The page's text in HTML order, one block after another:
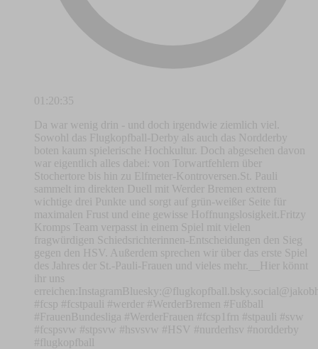
01:20:35
Da war wenig drin - und doch irgendwie ziemlich viel.
Sowohl das Flugkopfball-Derby als auch das Nordderby
boten kaum spielerische Hochkultur. Doch abgesehen davon
war eigentlich alles dabei: von Torwartfehlern über
Stochertore bis hin zu Elfmeter-Kontroversen.St. Pauli
sammelt im direkten Duell mit Werder Bremen extrem
wichtige drei Punkte und sorgt auf grün-weißer Seite für
maximalen Frust und eine gewisse Hoffnungslosigkeit.Fritzy
Kromps Team verpasst in einem Spiel mit vielen
fragwürdigen Schiedsrichterinnen-Entscheidungen den Sieg
gegen den HSV. Außerdem sprechen wir über das erste Spiel
des Jahres der St.-Pauli-Frauen und vieles mehr.__Hier könnt
ihr uns
#fcsp #fcstpauli #werder #WerderBremen #Fußball
#FrauenBundesliga #WerderFrauen #fcsp1frn #stpauli #svw
#fcspsvw #stpsvw #hsvsvw #HSV #nurderhsv #nordderby
#flugkopfball